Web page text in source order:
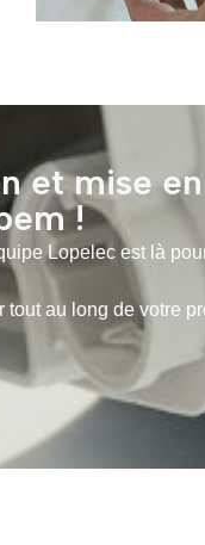
et mise
!
Lopelec est là
au long de votre